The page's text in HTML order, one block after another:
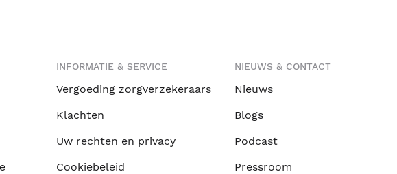
INFORMATIE & SERVICE
Vergoeding zorgverzekeraars
Klachten
Uw rechten en privacy
Cookiebeleid
NIEUWS & CONTACT
Nieuws
Blogs
Podcast
Pressroom